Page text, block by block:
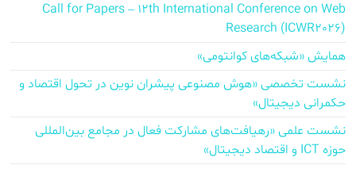
Call for Papers – 12th International Conference on Web
Research (ICWR2026)
همایش «شبکه‌های کوانتومی»
نشست تخصصی «هوش مصنوعی پیشران نوین در تحول اقتصاد و
حکمرانی دیجیتال»
نشست علمی «رهیافت‌های مشارکت فعال در مجامع بین‌المللی
حوزه ICT و اقتصاد دیجیتال»